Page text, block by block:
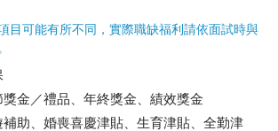
目可能有所不同，實際職缺福利請依面試時與
獎金／禮品、年終獎金、績效獎金
補助、婚喪喜慶津貼、生育津貼、全勤津